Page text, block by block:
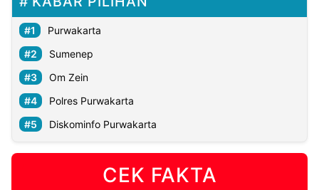
Purwakarta
Sumenep
Om Zein
Polres Purwakarta
Diskominfo Purwakarta
CEK FAKTA